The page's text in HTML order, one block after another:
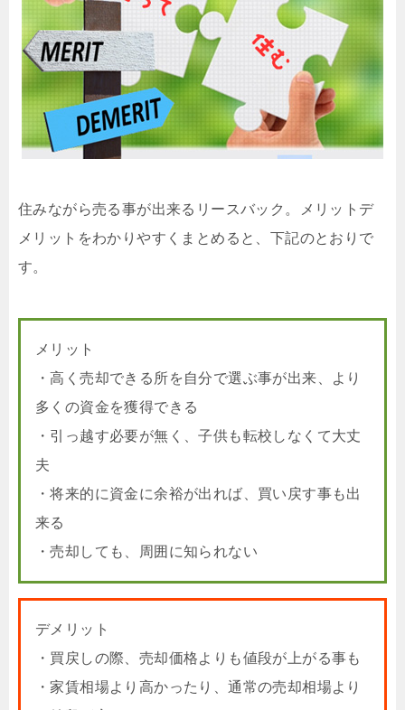
住みながら売る事が出来るリースバック。メリットデ
メリットをわかりやすくまとめると、下記のとおりで
す。
メリット
・高く売却できる所を自分で選ぶ事が出来、より
多くの資金を獲得できる
・引っ越す必要が無く、子供も転校しなくて大丈
夫
・将来的に資金に余裕が出れば、買い戻す事も出
来る
・売却しても、周囲に知られない
デメリット
・買戻しの際、売却価格よりも値段が上がる事も
・家賃相場より高かったり、通常の売却相場より